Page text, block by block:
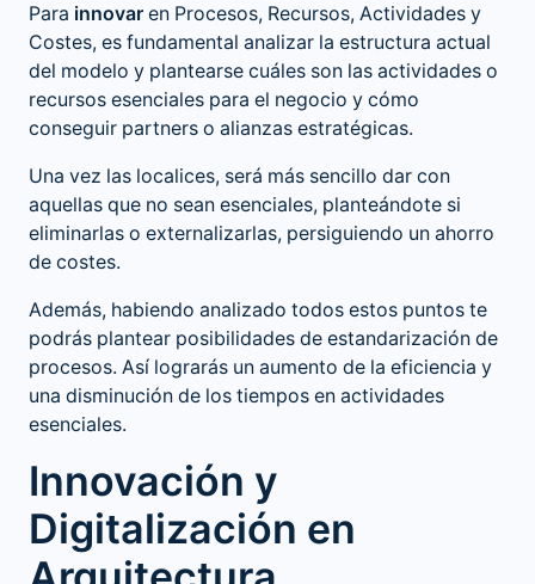
Para innovar en Procesos, Recursos, Actividades y
Costes, es fundamental analizar la estructura actual
del modelo y plantearse cuáles son las actividades o
recursos esenciales para el negocio y cómo
conseguir partners o alianzas estratégicas.
Una vez las localices, será más sencillo dar con
aquellas que no sean esenciales, planteándote si
eliminarlas o externalizarlas, persiguiendo un ahorro
de costes.
Además, habiendo analizado todos estos puntos te
podrás plantear posibilidades de estandarización de
procesos. Así lograrás un aumento de la eficiencia y
una disminución de los tiempos en actividades
esenciales.
Innovación y
Digitalización en